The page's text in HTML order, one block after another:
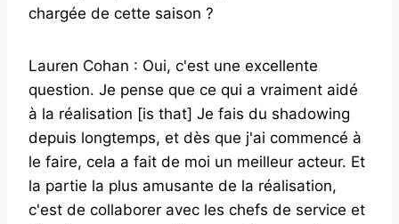
chargée de cette saison ?
Lauren Cohan : Oui, c'est une excellente
question. Je pense que ce qui a vraiment aidé
à la réalisation [is that] Je fais du shadowing
depuis longtemps, et dès que j'ai commencé à
le faire, cela a fait de moi un meilleur acteur. Et
la partie la plus amusante de la réalisation,
c'est de collaborer avec les chefs de service et